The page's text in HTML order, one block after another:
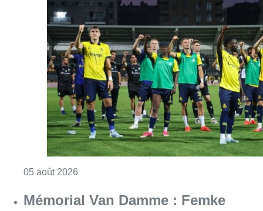
05 août 2026
Mémorial Van Damme : Femke